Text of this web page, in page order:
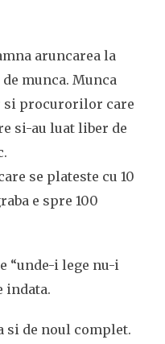
aruncarea la
munca. Munca
si procurorilor care
si-au luat liber de
se plateste cu 10
e spre 100
“unde-i lege nu-i
indata.
si de noul complet.